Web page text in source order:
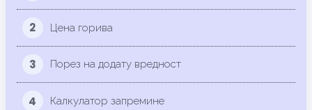
2 Цена горива
3 Порез на додату вредност
4 Калкулатор запремине